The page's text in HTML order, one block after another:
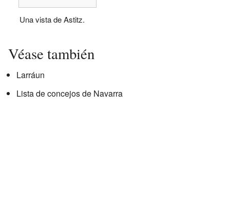
Una vista de Astitz.
Véase también
Larráun
Lista de concejos de Navarra